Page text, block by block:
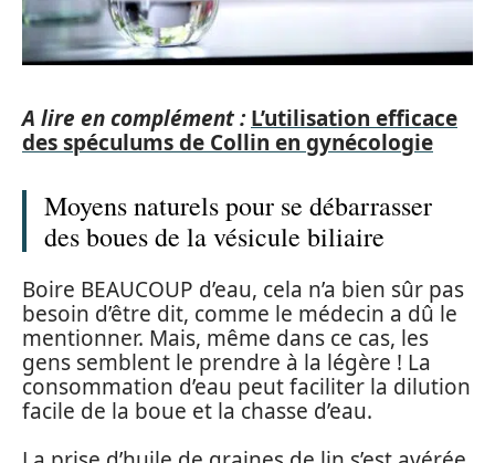
A lire en complément : L’utilisation efficace
des spéculums de Collin en gynécologie
Moyens naturels pour se débarrasser
des boues de la vésicule biliaire
Boire BEAUCOUP d’eau, cela n’a bien sûr pas
besoin d’être dit, comme le médecin a dû le
mentionner. Mais, même dans ce cas, les
gens semblent le prendre à la légère ! La
consommation d’eau peut faciliter la dilution
facile de la boue et la chasse d’eau.